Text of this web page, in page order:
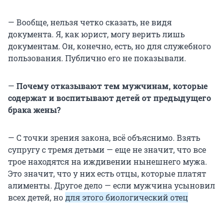
— Вообще, нельзя четко сказать, не видя
документа. Я, как юрист, могу верить лишь
документам. Он, конечно, есть, но для служебного
пользования. Публично его не показывали.
— Почему отказывают тем мужчинам, которые
содержат и воспитывают детей от предыдущего
брака жены?
— С точки зрения закона, всё объяснимо. Взять
супругу с тремя детьми — еще не значит, что все
трое находятся на иждивении нынешнего мужа.
Это значит, что у них есть отцы, которые платят
алименты. Другое дело — если мужчина усыновил
всех детей, но для этого биологический отец